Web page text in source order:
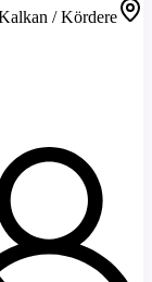
/ Kördere